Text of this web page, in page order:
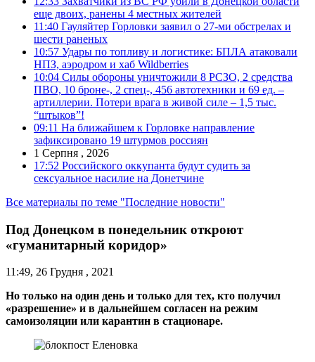
еще двоих, ранены 4 местных жителей
11:40 Гауляйтер Горловки заявил о 27-ми обстрелах и
шести раненых
10:57 Удары по топливу и логистике: БПЛА атаковали
НПЗ, аэродром и хаб Wildberries
10:04 Силы обороны уничтожили 8 РСЗО, 2 средства
ПВО, 10 броне-, 2 спец-, 456 автотехники и 69 ед. –
артиллерии. Потери врага в живой силе – 1,5 тыс.
“штыков”!
09:11 На ближайшем к Горловке направление
зафиксировано 19 штурмов россиян
1 Серпня , 2026
17:52 Российского оккупанта будут судить за
сексуальное насилие на Донетчине
Все материалы по теме "Последние новости"
Под Донецком в понедельник откроют
«гуманитарный коридор»
11:49, 26 Грудня , 2021
Но только на один день и только для тех, кто получил
«разрешение» и в дальнейшем согласен на режим
самоизоляции или карантин в стационаре.